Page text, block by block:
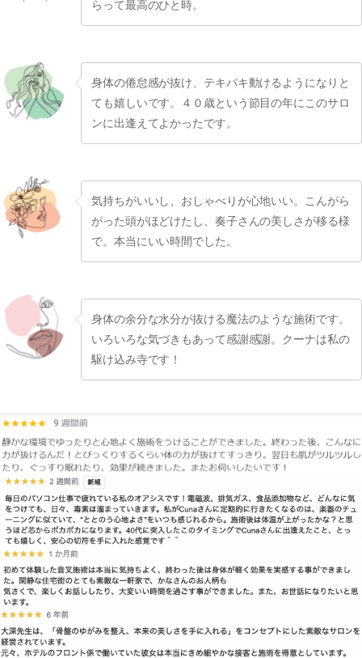
らって最高のひと時。
身体の倦怠感が抜け、テキパキ動けるようになりと
ても嬉しいです。４０歳という節目の年にこのサロ
ンに出逢えてよかったです。
気持ちがいいし、おしゃべりが心地いい。こんがら
がった頭がほどけたし、奏子さんの美しさが移る様
で。本当にいい時間でした。
身体の余分な水分が抜ける魔法のような施術です。
いろいろな気づきもあって感謝感謝。クーナは私の
駆け込み寺です！